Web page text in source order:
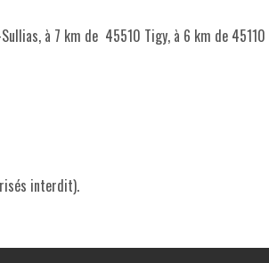
à 7 km de 45510 Tigy, à 6 km de 45110
interdit).